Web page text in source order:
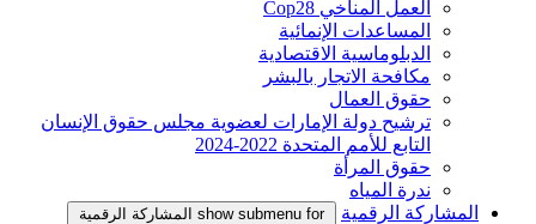
العمل المناخي Cop28
المساعدات الإنمائية
الدبلوماسية الاقتصادية
مكافحة الاتجار بالبشر
حقوق العمال
ترشيح دولة الإمارات لعضوية مجلس حقوق الإنسان
التابع للأمم المتحدة 2022-2024
حقوق المرأة
ندرة المياه
المشاركة الرقمية
show submenu for المشاركة الرقمية